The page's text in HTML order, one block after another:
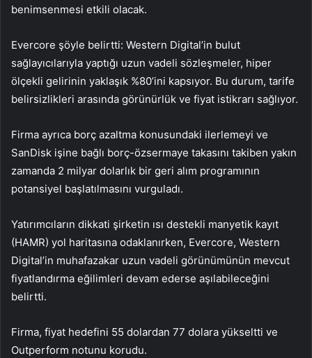
benimsenmesi etkili olacak.
Evercore şöyle belirtti: Western Digital’in bulut
sağlayıcılarıyla yaptığı uzun vadeli sözleşmeler, hiper
ölçekli gelirinin yaklaşık %80’ini kapsıyor. Bu durum, tarife
belirsizlikleri arasında görünürlük ve fiyat istikrarı sağlıyor.
Firma ayrıca borç azaltma konusundaki ilerlemeyi ve
SanDisk işine bağlı borç-özsermaye takasını takiben yakın
zamanda 2 milyar dolarlık bir geri alım programının
potansiyel başlatılmasını vurguladı.
Yatırımcıların dikkati şirketin ısı destekli manyetik kayıt
(HAMR) yol haritasına odaklanırken, Evercore, Western
Digital’in muhafazakar uzun vadeli görünümünün mevcut
fiyatlandırma eğilimleri devam ederse aşılabileceğini
belirtti.
Firma, fiyat hedefini 55 dolardan 77 dolara yükseltti ve
Outperform notunu korudu.